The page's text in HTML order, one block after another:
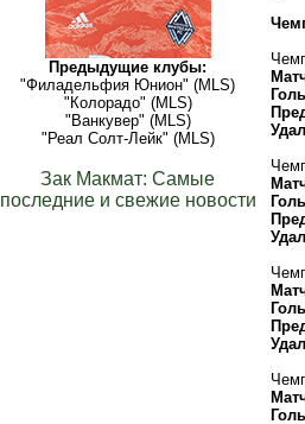
Предыдущие клубы:
"Филадельфия Юнион" (MLS)
"Колорадо" (MLS)
"Ванкувер" (MLS)
"Реал Солт-Лейк" (MLS)
Зак Макмат: Самые
последние и свежие новости